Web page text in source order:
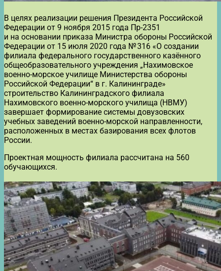
В целях реализации решения Президента Российской
Федерации от 9 ноября 2015 года Пр-2351
и на основании приказа Министра обороны Российской
Федерации от 15 июля 2020 года № 316 «О создании
филиала федерального государственного казённого
общеобразовательного учреждения „Нахимовское
военно-морское училище Министерства обороны
Российской Федерации“ в г. Калининграде»
строительство Калининградского филиала
Нахимовского военно-морского училища (НВМУ)
завершает формирование системы довузовских
учебных заведений военно-морской направленности,
расположенных в местах базирования всех флотов
России.
Проектная мощность филиала рассчитана на 560
обучающихся.